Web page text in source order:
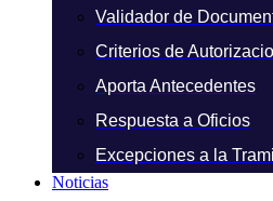
Validador de
Criterios de
Aporta Antecedentes
Respuesta a Oficios
Excepciones a la
Noticias